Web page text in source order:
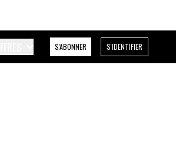
S'ABONNER S'IDENTIFIER